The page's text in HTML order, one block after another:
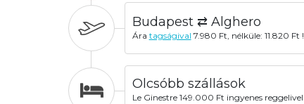
Budapest ⇄ Alghero
Ára tagságival 7.980 Ft, nélküle: 11.820 Ft !
Olcsóbb szállások
Le Ginestre 149.000 Ft ingyenes reggelivel